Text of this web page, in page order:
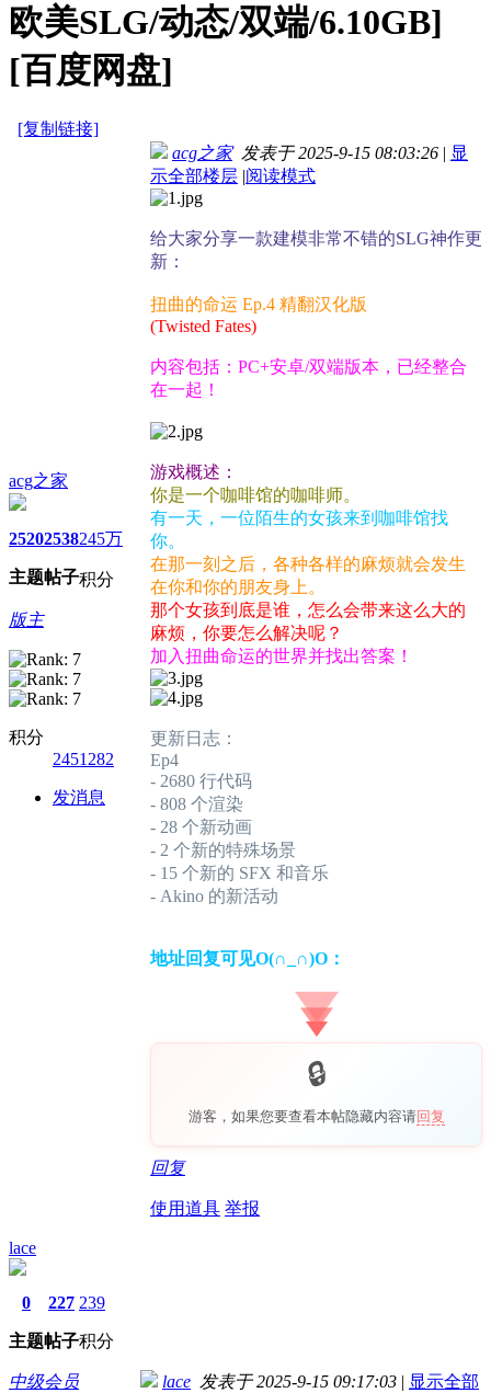
欧美SLG/动态/双端/6.10GB]
[百度网盘]
[复制链接]
acg之家
2520
主题
2538
帖子
245万
积分
版主
积分
2451282
发消息
acg之家发表于 2025-9-15 08:03:26 | 显
示全部楼层 |阅读模式
给大家分享一款建模非常不错的SLG神作更
新：
扭曲的命运 Ep.4 精翻汉化版
(Twisted Fates)
内容包括：PC+安卓/双端版本，已经整合
在一起！
游戏概述：
你是一个咖啡馆的咖啡师。
有一天，一位陌生的女孩来到咖啡馆找
你。
在那一刻之后，各种各样的麻烦就会发生
在你和你的朋友身上。
那个女孩到底是谁，怎么会带来这么大的
麻烦，你要怎么解决呢？
加入扭曲命运的世界并找出答案！
更新日志：
Ep4
- 2680 行代码
- 808 个渲染
- 28 个新动画
- 2 个新的特殊场景
- 15 个新的 SFX 和音乐
- Akino 的新活动
地址回复可见O(∩_∩)O：
游客，如果您要查看本帖隐藏内容请回复
回复
使用道具 举报
lace
0
主题
227
帖子
239
积分
中级会员 lace 发表于 2025-9-15 09:17:03 | 显示全部